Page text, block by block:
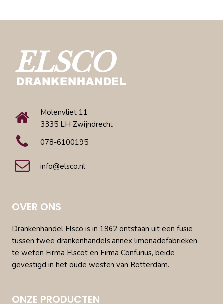
Molenvliet 11
3335 LH Zwijndrecht
078-6100195
info@elsco.nl
OVER ONS
Drankenhandel Elsco is in 1962 ontstaan uit een fusie
tussen twee drankenhandels annex limonadefabrieken,
te weten Firma Elscot en Firma Confurius, beide
gevestigd in het oude westen van Rotterdam.
ONZE PRODUCTEN